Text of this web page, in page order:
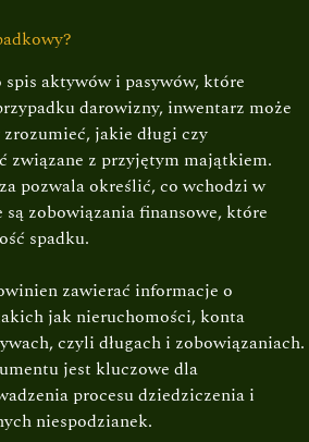
aktywów i pasywów, które
darowizny, inwentarz może
jakie długi czy
związane z przyjętym majątkiem.
pozwala określić, co wchodzi w
są zobowiązania finansowe, które
spadku.
zawierać informacje o
jak nieruchomości, konta
czyli długach i zobowiązaniach.
jest kluczowe dla
procesu dziedziczenia i
niespodzianek.